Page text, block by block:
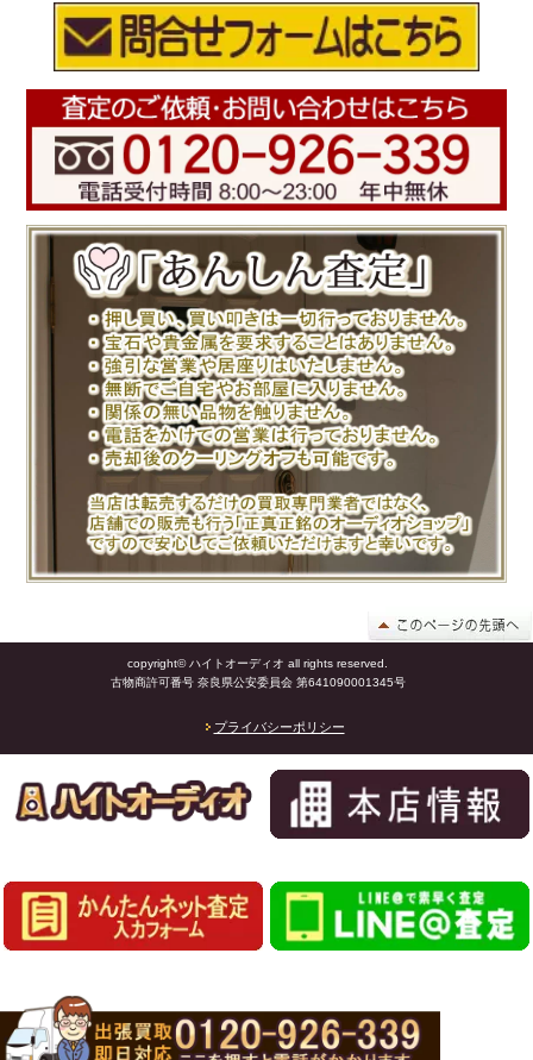
copyright© ハイトオーディオ all rights reserved.
古物商許可番号 奈良県公安委員会 第641090001345号
プライバシーポリシー